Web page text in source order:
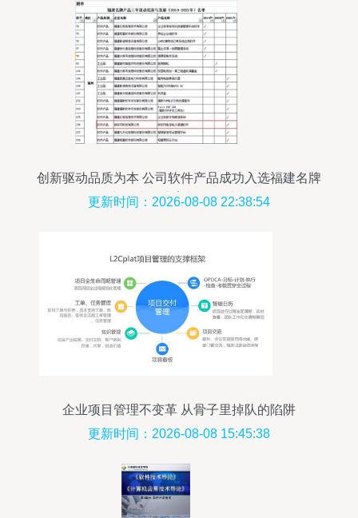
创新驱动品质为本 公司软件产品成功入选福建名牌
产品滚动培育与发展计划
更新时间：2026-08-08 22:38:54
企业项目管理不变革 从骨子里掉队的陷阱
更新时间：2026-08-08 15:45:38